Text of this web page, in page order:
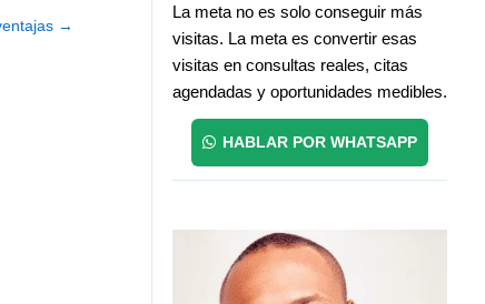
→
La meta no es solo conseguir más
visitas. La meta es convertir esas
visitas en consultas reales, citas
agendadas y oportunidades medibles.
HABLAR POR WHATSAPP